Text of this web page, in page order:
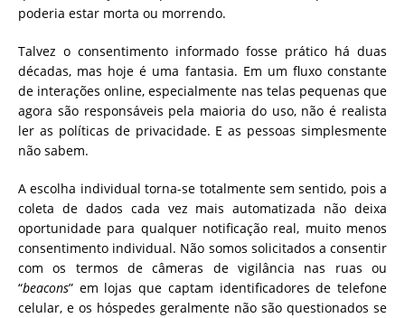
poderia estar morta ou morrendo.
Talvez o consentimento informado fosse prático há duas
décadas, mas hoje é uma fantasia. Em um fluxo constante
de interações online, especialmente nas telas pequenas que
agora são responsáveis ​​pela maioria do uso, não é realista
ler as políticas de privacidade. E as pessoas simplesmente
não sabem.
A escolha individual torna-se totalmente sem sentido, pois a
coleta de dados cada vez mais automatizada não deixa
oportunidade para qualquer notificação real, muito menos
consentimento individual. Não somos solicitados a consentir
com os termos de câmeras de vigilância nas ruas ou
“beacons” em lojas que captam identificadores de telefone
celular, e os hóspedes geralmente não são questionados se